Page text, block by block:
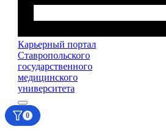
Карьерный портал
Ставропольского
государственного
медицинского
университета
Личный кабинет
0